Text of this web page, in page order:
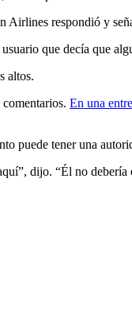
respondió y
que decía que
altos.
En una
puede tener una
dijo. “Él no